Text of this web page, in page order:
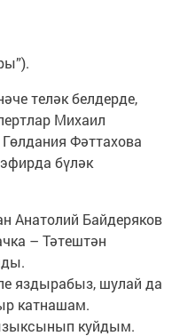
теләк белдерде,
Михаил
Фәттахова
бүләк
Анатолий Байдеряков
– Тәтештән
яздырабыз, шулай да
катнашам.
куйдым.